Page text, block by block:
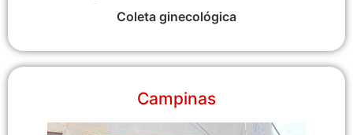
Coleta ginecológica
Campinas